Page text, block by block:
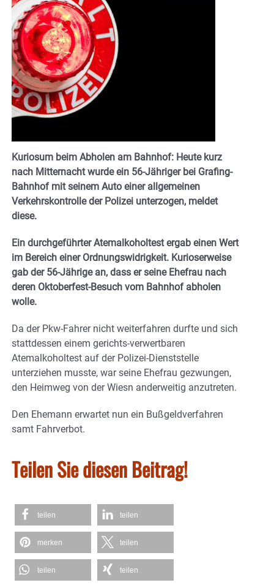
Kuriosum beim Abholen am Bahnhof: Heute kurz
nach Mitternacht wurde ein 56-Jähriger bei Grafing-
Bahnhof mit seinem Auto einer allgemeinen
Verkehrskontrolle der Polizei unterzogen, meldet
diese.
Ein durchgeführter Atemalkoholtest ergab einen Wert
im Bereich einer Ordnungswidrigkeit. Kurioserweise
gab der 56-Jährige an, dass er seine Ehefrau nach
deren Oktoberfest-Besuch vom Bahnhof abholen
wolle.
Da der Pkw-Fahrer nicht weiterfahren durfte und sich
stattdessen einem gerichts-verwertbaren
Atemalkoholtest auf der Polizei-Dienststelle
unterziehen musste, war seine Ehefrau gezwungen,
den Heimweg von der Wiesn anderweitig anzutreten.
Den Ehemann erwartet nun ein Bußgeldverfahren
samt Fahrverbot.
Teilen Sie diesen Beitrag!
teilen teilen
merken teilen
teilen teilen